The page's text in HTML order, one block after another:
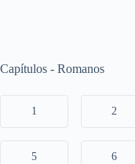
Capítulos - Romanos
1 2
5 6